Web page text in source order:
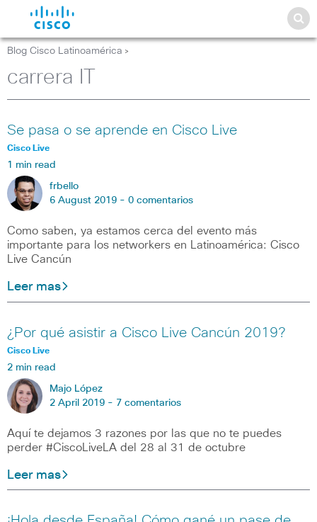
Blog Cisco Latinoamérica >
carrera IT
Se pasa o se aprende en Cisco Live
Cisco Live
1 min read
frbello
6 August 2019 - 0 comentarios
Como saben, ya estamos cerca del evento más
importante para los networkers en Latinoamérica: Cisco
Live Cancún
Leer mas
¿Por qué asistir a Cisco Live Cancún 2019?
Cisco Live
2 min read
Majo López
2 April 2019 - 7 comentarios
Aquí te dejamos 3 razones por las que no te puedes
perder #CiscoLiveLA del 28 al 31 de octubre
Leer mas